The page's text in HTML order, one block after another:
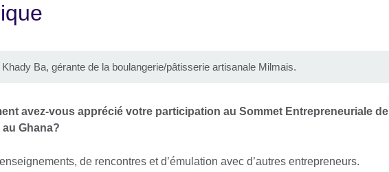
Ba, gérante de la boulangerie/pâtisserie artisanale Milmais.
avez-vous apprécié votre participation au Sommet Entrepreneuriale de
au Ghana?
de rencontres et d’émulation avec d’autres entrepreneurs.